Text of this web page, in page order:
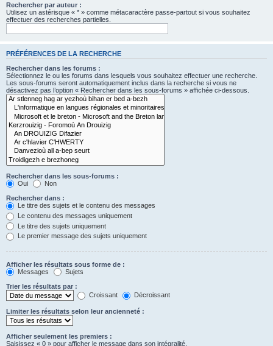
Rechercher par auteur :
Utilisez un astérisque « * » comme métacaractère passe-partout si vous souhaitez
effectuer des recherches partielles.
PRÉFÉRENCES DE LA RECHERCHE
Rechercher dans les forums :
Sélectionnez le ou les forums dans lesquels vous souhaitez effectuer une recherche.
Les sous-forums seront automatiquement inclus dans la recherche si vous ne
désactivez pas l’option « Rechercher dans les sous-forums » affichée ci-dessous.
Rechercher dans les sous-forums :
Oui
Non
Rechercher dans :
Le titre des sujets et le contenu des messages
Le contenu des messages uniquement
Le titre des sujets uniquement
Le premier message des sujets uniquement
Afficher les résultats sous forme de :
Messages
Sujets
Trier les résultats par :
Croissant
Décroissant
Limiter les résultats selon leur ancienneté :
Afficher seulement les premiers :
Saisissez « 0 » pour afficher le message dans son intégralité.